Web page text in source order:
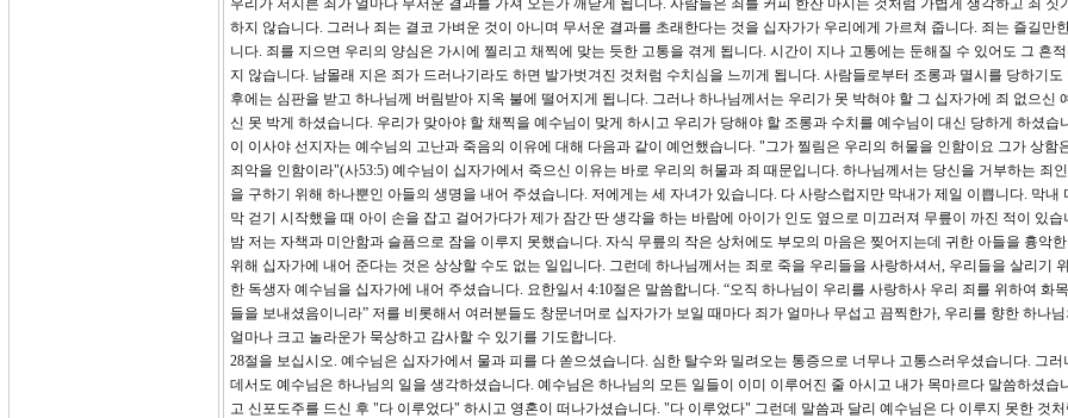
우리가 저지른 죄가 얼마나 무서운 결과를 가져 오는가 깨닫게 됩니다. 사람들은 죄를 커피 한잔 마시는 것처럼 가볍게 생각하고 죄 짓
하지 않습니다. 그러나 죄는 결코 가벼운 것이 아니며 무서운 결과를 초래한다는 것을 십자가가 우리에게 가르쳐 줍니다. 죄는 즐길만
니다. 죄를 지으면 우리의 양심은 가시에 찔리고 채찍에 맞는 듯한 고통을 겪게 됩니다. 시간이 지나 고통에는 둔해질 수 있어도 그 흔
지 않습니다. 남몰래 지은 죄가 드러나기라도 하면 발가벗겨진 것처럼 수치심을 느끼게 됩니다. 사람들로부터 조롱과 멸시를 당하기도
후에는 심판을 받고 하나님께 버림받아 지옥 불에 떨어지게 됩니다. 그러나 하나님께서는 우리가 못 박혀야 할 그 십자가에 죄 없으신
신 못 박게 하셨습니다. 우리가 맞아야 할 채찍을 예수님이 맞게 하시고 우리가 당해야 할 조롱과 수치를 예수님이 대신 당하게 하셨습
이 이사야 선지자는 예수님의 고난과 죽음의 이유에 대해 다음과 같이 예언했습니다. "그가 찔림은 우리의 허물을 인함이요 그가 상함
죄악을 인함이라"(사53:5) 예수님이 십자가에서 죽으신 이유는 바로 우리의 허물과 죄 때문입니다. 하나님께서는 당신을 거부하는 죄
을 구하기 위해 하나뿐인 아들의 생명을 내어 주셨습니다. 저에게는 세 자녀가 있습니다. 다 사랑스럽지만 막내가 제일 이쁩니다. 막내
막 걷기 시작했을 때 아이 손을 잡고 걸어가다가 제가 잠간 딴 생각을 하는 바람에 아이가 인도 옆으로 미끄러져 무릎이 까진 적이 있습
밤 저는 자책과 미안함과 슬픔으로 잠을 이루지 못했습니다. 자식 무릎의 작은 상처에도 부모의 마음은 찢어지는데 귀한 아들을 흉악
위해 십자가에 내어 준다는 것은 상상할 수도 없는 일입니다. 그런데 하나님께서는 죄로 죽을 우리들을 사랑하셔서, 우리들을 살리기
한 독생자 예수님을 십자가에 내어 주셨습니다. 요한일서 4:10절은 말씀합니다. “오직 하나님이 우리를 사랑하사 우리 죄를 위하여 화
들을 보내셨음이니라” 저를 비롯해서 여러분들도 창문너머로 십자가가 보일 때마다 죄가 얼마나 무섭고 끔찍한가, 우리를 향한 하나
얼마나 크고 놀라운가 묵상하고 감사할 수 있기를 기도합니다.
28절을 보십시오. 예수님은 십자가에서 물과 피를 다 쏟으셨습니다. 심한 탈수와 밀려오는 통증으로 너무나 고통스러우셨습니다. 그러
데서도 예수님은 하나님의 일을 생각하셨습니다. 예수님은 하나님의 모든 일들이 이미 이루어진 줄 아시고 내가 목마르다 말씀하셨습
고 신포도주를 드신 후 "다 이루었다" 하시고 영혼이 떠나가셨습니다. "다 이루었다" 그런데 말씀과 달리 예수님은 다 이루지 못한 것